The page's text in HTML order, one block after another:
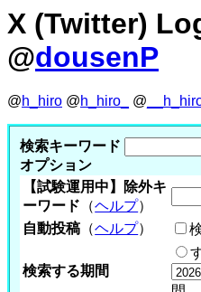
X (Twitter)
@dousenP
@h_hiro @h_hiro_ @
検索キーワード
オプション
【試験運用中】除外キ
ーワード （ヘルプ）
自動投稿 （ヘルプ）
検索する期間